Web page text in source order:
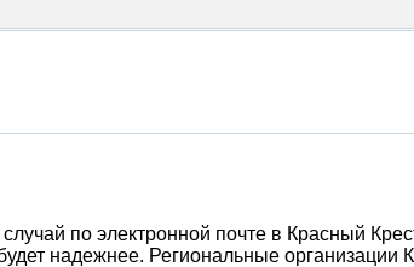
по электронной почте в Красный
надежнее. Региональные организации